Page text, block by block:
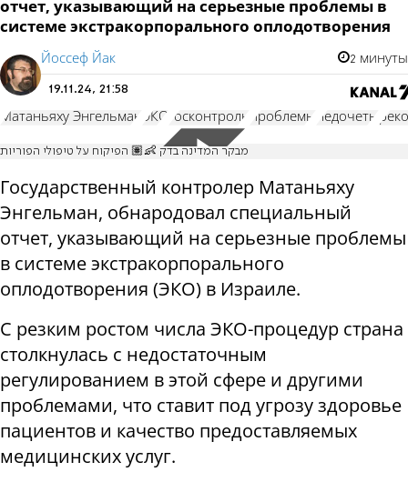
отчет, указывающий на серьезные проблемы в
системе экстракорпорального оплодотворения
Йоссеф Йак 2 минуты
19.11.24, 21:58
Матаньяху Энгельман ЭКО госконтроль проблемы недочеты
מבקר המדינה בדק 👶🏽 הפיקוח על טיפולי הפוריות
Государственный контролер Матаньяху
Энгельман, обнародовал специальный
отчет, указывающий на серьезные проблемы
в системе экстракорпорального
оплодотворения (ЭКО) в Израиле.
С резким ростом числа ЭКО-процедур страна
столкнулась с недостаточным
регулированием в этой сфере и другими
проблемами, что ставит под угрозу здоровье
пациентов и качество предоставляемых
медицинских услуг.